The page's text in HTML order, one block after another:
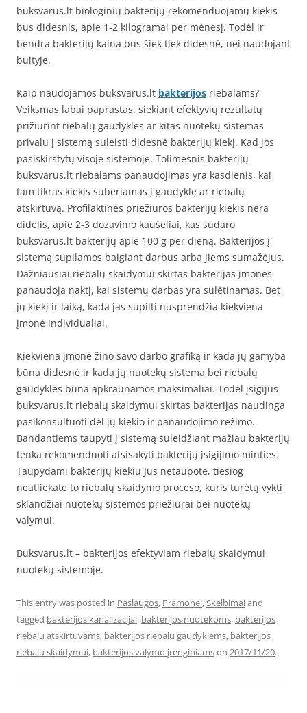
buksvarus.lt biologinių bakterijų rekomenduojamų kiekis
bus didesnis, apie 1-2 kilogramai per mėnesį. Todėl ir
bendra bakterijų kaina bus šiek tiek didesnė, nei naudojant
buityje.
Kaip naudojamos buksvarus.lt bakterijos riebalams?
Veiksmas labai paprastas. siekiant efektyvių rezultatų
prižiūrint riebalų gaudykles ar kitas nuotekų sistemas
privalu į sistemą suleisti didesnė bakterijų kiekį. Kad jos
pasiskirstytų visoje sistemoje. Tolimesnis bakterijų
buksvarus.lt riebalams panaudojimas yra kasdienis, kai
tam tikras kiekis suberiamas į gaudyklę ar riebalų
atskirtuvą. Profilaktinės priežiūros bakterijų kiekis nėra
didelis, apie 2-3 dozavimo kaušeliai, kas sudaro
buksvarus.lt bakterijų apie 100 g per dieną. Bakterijos į
sistemą supilamos baigiant darbus arba jiems sumažėjus.
Dažniausiai riebalų skaidymui skirtas bakterijas įmonės
panaudoja naktį, kai sistemų darbas yra sulėtinamas. Bet
jų kiekį ir laiką, kada jas supilti nusprendžia kiekviena
įmonė individualiai.
Kiekviena įmonė žino savo darbo grafiką ir kada jų gamyba
būna didesnė ir kada jų nuotekų sistema bei riebalų
gaudyklės būna apkraunamos maksimaliai. Todėl įsigijus
buksvarus.lt riebalų skaidymui skirtas bakterijas naudinga
pasikonsultuoti dėl jų kiekio ir panaudojimo režimo.
Bandantiems taupyti į sistemą suleidžiant mažiau bakterijų
tenka rekomenduoti atsisakyti bakterijų įsigijimo minties.
Taupydami bakterijų kiekiu Jūs netaupote, tiesiog
neatliekate to riebalų skaidymo proceso, kuris turėtų vykti
sklandžiai nuotekų sistemos priežiūrai bei nuotekų
valymui.
Buksvarus.lt – bakterijos efektyviam riebalų skaidymui
nuotekų sistemoje.
This entry was posted in Paslaugos, Pramonei,Skelbimaiand
tagged bakterijos kanalizacijai, bakterijos nuotekoms, bakterijos
riebalu atskirtuvams, bakterijos riebalu gaudyklems, bakterijos
riebalu skaidymui, bakterijos valymo įrenginiamson 2017/11/20.